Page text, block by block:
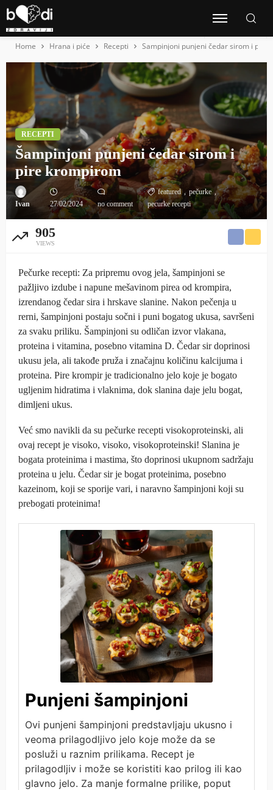
Home Hrana i piće Recepti Šampinjoni punjeni čedar sirom i pire
RECEPTI
Šampinjoni punjeni čedar sirom i
pire krompirom
Ivan 27/02/2024 no comment
featured
pečurke
pecurke recepti
905
VIEWS
Pečurke recepti: Za pripremu ovog jela, šampinjoni se
pažljivo izdube i napune mešavinom pirea od krompira,
izrendanog čedar sira i hrskave slanine. Nakon pečenja u
rerni, šampinjoni postaju sočni i puni bogatog ukusa, savršeni
za svaku priliku. Šampinjoni su odličan izvor vlakana,
proteina i vitamina, posebno vitamina D. Čedar sir doprinosi
ukusu jela, ali takođe pruža i značajnu količinu kalcijuma i
proteina. Pire krompir je tradicionalno jelo koje je bogato
ugljenim hidratima i vlaknima, dok slanina daje jelu bogat,
dimljeni ukus.
Već smo navikli da su pečurke recepti visokoproteinski, ali
ovaj recept je visoko, visoko, visokoproteinski! Slanina je
bogata proteinima i mastima, što doprinosi ukupnom sadržaju
proteina u jelu. Čedar sir je bogat proteinima, posebno
kazeinom, koji se sporije vari, i naravno šampinjoni koji su
prebogati proteinima!
Punjeni šampinjoni
Ovi punjeni šampinjoni predstavljaju ukusno i
veoma prilagodljivo jelo koje može da se
posluži u raznim prilikama. Recept je
prilagodljiv i može se koristiti kao prilog ili kao
glavno jelo. Za manje formalne prilike, poput